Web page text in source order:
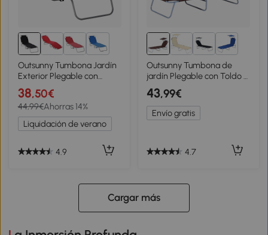
1+
Outsunny Tumbona Jardín
Exterior Plegable con
Respaldo Ajustable en 5
Posiciones Carga 120 kg
para Terraza 187x55x24
cm Negro
38,50€
44,99€Ahorras 14%
Liquidación de verano
4.9
7+
Outsunny Tumbona de
jardín Plegable con Toldo y
Respaldo Reclinable para
Jardín Terraza Acampada
187x58x36cm Marrón
43,99€
Envío gratis
4.7
Cargar más